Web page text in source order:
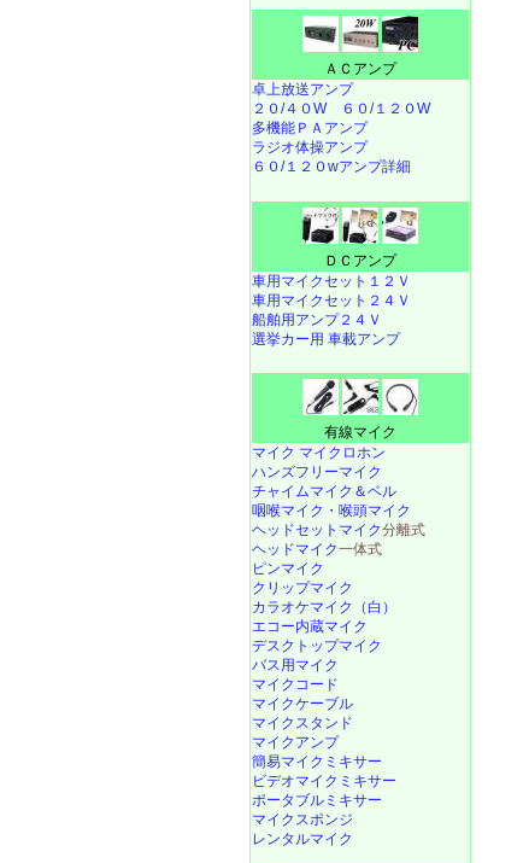
ＡＣアンプ
卓上放送アンプ
２０/４０W
６０/１２０W
多機能ＰＡアンプ
ラジオ体操アンプ
６０/１２０wアンプ詳細
ＤＣアンプ
車用マイクセット１２Ｖ
車用マイクセット２４Ｖ
船舶用アンプ２４Ｖ
選挙カー用 車載アンプ
有線マイク
マイク マイクロホン
ハンズフリーマイク
チャイムマイク＆ベル
咽喉マイク・喉頭マイク
ヘッドセットマイク分離式
ヘッドマイク一体式
ピンマイク
クリップマイク
カラオケマイク（白）
エコー内蔵マイク
デスクトップマイク
バス用マイク
マイクコード
マイクケーブル
マイクスタンド
マイクアンプ
簡易マイクミキサー
ビデオマイクミキサー
ポータブルミキサー
マイクスポンジ
レンタルマイク